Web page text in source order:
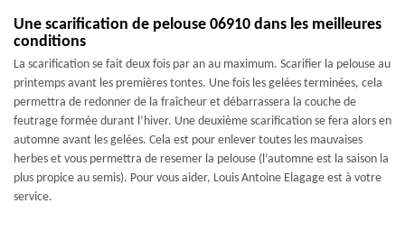
Une scarification de pelouse 06910 dans les meilleures
conditions
La scarification se fait deux fois par an au maximum. Scarifier la pelouse au
printemps avant les premières tontes. Une fois les gelées terminées, cela
permettra de redonner de la fraîcheur et débarrassera la couche de
feutrage formée durant l’hiver. Une deuxième scarification se fera alors en
automne avant les gelées. Cela est pour enlever toutes les mauvaises
herbes et vous permettra de resemer la pelouse (l’automne est la saison la
plus propice au semis). Pour vous aider, Louis Antoine Elagage est à votre
service.